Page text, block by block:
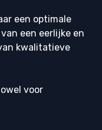
een optimale
een eerlijke en
kwalitatieve
voor